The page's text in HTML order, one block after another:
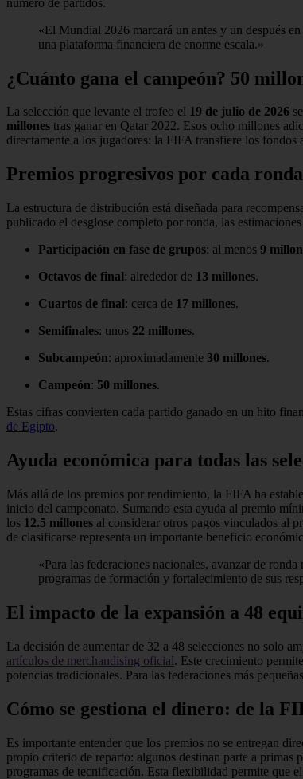
«El Mundial 2026 marcará un antes y un después
una plataforma financiera de enorme escala.»
¿Cuánto gana el campeón? 50
La selección que levante el trofeo el 19 de julio de 2026
millones tras ganar en Qatar 2022. Esos ocho millones
directamente a los jugadores: la FIFA transfiere los
Premios progresivos por cada
La estructura de distribución está diseñada para
publicado el desglose completo por ronda, las
Participación en fase de grupos: al menos 9
Octavos de final: alrededor de 13 millones.
Cuartos de final: cerca de 17 millones.
Semifinales: unos 22 millones.
Subcampeón: aproximadamente 30 millones.
Campeón: 50 millones.
Estas cifras convierten cada partido ganado en un hito
de Egipto.
Ayuda económica para todas las
Más allá de los premios por rendimiento, la FIFA ha
inicio del campeonato. Sumando esta ayuda al premio
los 12.5 millones al considerar otros pagos vinculados al
de clasificarse representa un importante beneficio
«Para las federaciones nacionales, avanzar de
programas de formación y fortalecimiento de sus
El impacto de la expansión a 48
La decisión de aumentar de 32 a 48 selecciones no solo
artículos de merchandising oficial. Este crecimiento
potencias tradicionales. Para las federaciones más
Cómo se gestiona el dinero: de la
Es importante entender que los premios no se entregan
propio criterio de reparto: algunos destinan parte a primas
programas de tecnificación. Esta flexibilidad permite que